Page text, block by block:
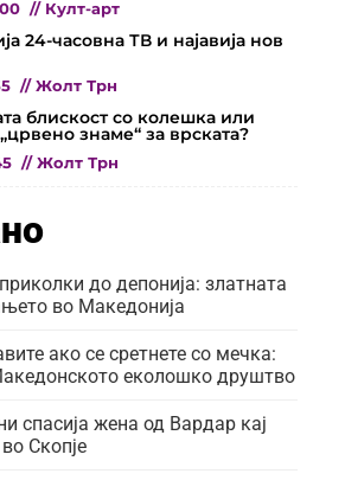
// Култ-арт
24-часовна ТВ и најавија нов
// Жолт Трн
блискост со колешка или
знаме“ за врската?
// Жолт Трн
до депонија: златната
во Македонија
ако се сретнете со мечка:
еколошко друштво
спасија жена од Вардар кај
Скопје